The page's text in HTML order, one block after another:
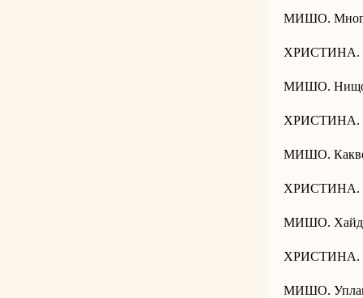
МИШО. Много
ХРИСТИНА.
МИШО. Нищо.
ХРИСТИНА.
МИШО.
ХРИСТИНА.
МИШО. Хайде
ХРИСТИНА.
МИШО.